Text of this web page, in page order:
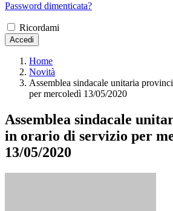
Password dimenticata?
Ricordami
Accedi
Home
Novità
Assemblea sindacale unitaria
per mercoledì 13/05/2020
Assemblea sindacale
in orario di servizio per
13/05/2020